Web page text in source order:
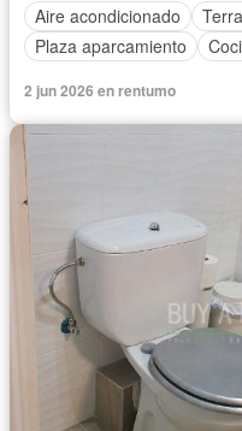
Aire acondicionado
Plaza aparcamiento
2 jun 2026 en rentumo